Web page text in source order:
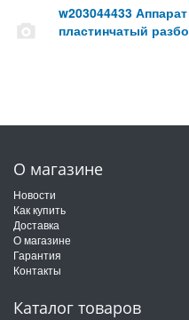
w203044433
пластинчатый
О магазине
Новости
Как купить
Доставка
О магазине
Гарантия
Контакты
Каталог товаров